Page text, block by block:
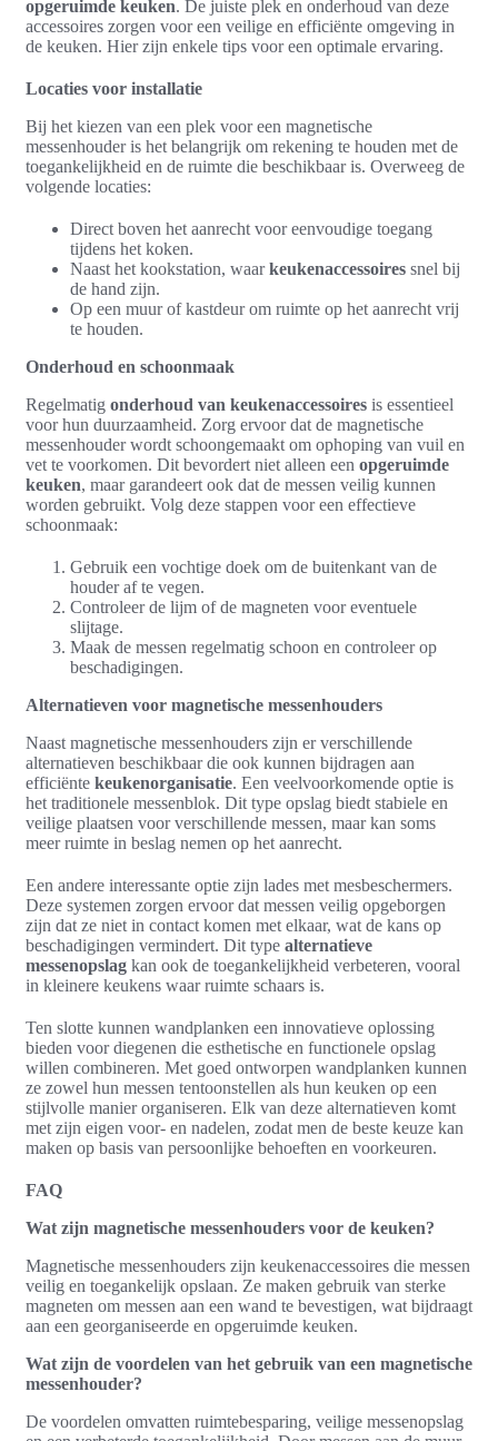
opgeruimde keuken. De juiste plek en onderhoud van deze
accessoires zorgen voor een veilige en efficiënte omgeving in
de keuken. Hier zijn enkele tips voor een optimale ervaring.
Locaties voor installatie
Bij het kiezen van een plek voor een magnetische
messenhouder is het belangrijk om rekening te houden met de
toegankelijkheid en de ruimte die beschikbaar is. Overweeg de
volgende locaties:
Direct boven het aanrecht voor eenvoudige toegang
tijdens het koken.
Naast het kookstation, waarkeukenaccessoires snel bij
de hand zijn.
Op een muur of kastdeur om ruimte op het aanrecht vrij
te houden.
Onderhoud en schoonmaak
Regelmatig onderhoud van keukenaccessoires is essentieel
voor hun duurzaamheid. Zorg ervoor dat de magnetische
messenhouder wordt schoongemaakt om ophoping van vuil en
vet te voorkomen. Dit bevordert niet alleen een opgeruimde
keuken, maar garandeert ook dat de messen veilig kunnen
worden gebruikt. Volg deze stappen voor een effectieve
schoonmaak:
Gebruik een vochtige doek om de buitenkant van de
houder af te vegen.
Controleer de lijm of de magneten voor eventuele
slijtage.
Maak de messen regelmatig schoon en controleer op
beschadigingen.
Alternatieven voor magnetische messenhouders
Naast magnetische messenhouders zijn er verschillende
alternatieven beschikbaar die ook kunnen bijdragen aan
efficiënte keukenorganisatie. Een veelvoorkomende optie is
het traditionele messenblok. Dit type opslag biedt stabiele en
veilige plaatsen voor verschillende messen, maar kan soms
meer ruimte in beslag nemen op het aanrecht.
Een andere interessante optie zijn lades met mesbeschermers.
Deze systemen zorgen ervoor dat messen veilig opgeborgen
zijn dat ze niet in contact komen met elkaar, wat de kans op
beschadigingen vermindert. Dit type alternatieve
messenopslag kan ook de toegankelijkheid verbeteren, vooral
in kleinere keukens waar ruimte schaars is.
Ten slotte kunnen wandplanken een innovatieve oplossing
bieden voor diegenen die esthetische en functionele opslag
willen combineren. Met goed ontworpen wandplanken kunnen
ze zowel hun messen tentoonstellen als hun keuken op een
stijlvolle manier organiseren. Elk van deze alternatieven komt
met zijn eigen voor- en nadelen, zodat men de beste keuze kan
maken op basis van persoonlijke behoeften en voorkeuren.
FAQ
Wat zijn magnetische messenhouders voor de keuken?
Magnetische messenhouders zijn keukenaccessoires die messen
veilig en toegankelijk opslaan. Ze maken gebruik van sterke
magneten om messen aan een wand te bevestigen, wat bijdraagt
aan een georganiseerde en opgeruimde keuken.
Wat zijn de voordelen van het gebruik van een magnetische
messenhouder?
De voordelen omvatten ruimtebesparing, veilige messenopslag